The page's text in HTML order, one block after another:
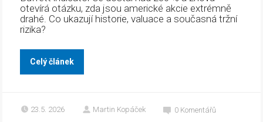
otevírá otázku, zda jsou americké akcie extrémně
drahé. Co ukazují historie, valuace a současná tržní
rizika?
Celý článek
23.5. 2026 Martin Kopáček 0 Komentářů